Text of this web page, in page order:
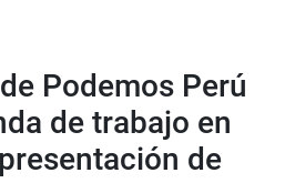
Podemos Perú
de trabajo en
de